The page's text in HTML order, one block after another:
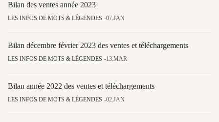
Bilan des ventes année 2023
LES INFOS DE MOTS & LÉGENDES 07.JAN
Bilan décembre février 2023 des ventes et téléchargements
LES INFOS DE MOTS & LÉGENDES 13.MAR
Bilan année 2022 des ventes et téléchargements
LES INFOS DE MOTS & LÉGENDES 02.JAN